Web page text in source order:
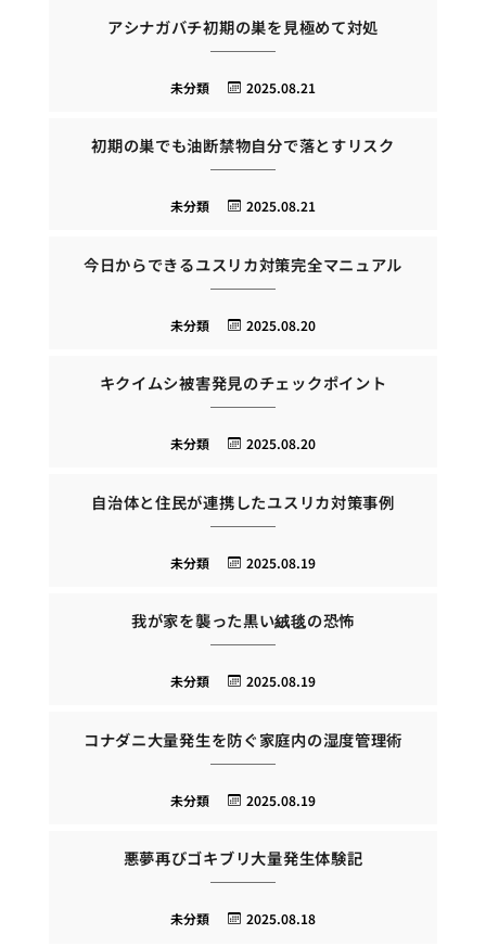
アシナガバチ初期の巣を見極めて対処
2025.08.21
未分類
初期の巣でも油断禁物自分で落とすリスク
2025.08.21
未分類
今日からできるユスリカ対策完全マニュアル
2025.08.20
未分類
キクイムシ被害発見のチェックポイント
2025.08.20
未分類
自治体と住民が連携したユスリカ対策事例
2025.08.19
未分類
我が家を襲った黒い絨毯の恐怖
2025.08.19
未分類
コナダニ大量発生を防ぐ家庭内の湿度管理術
2025.08.19
未分類
悪夢再びゴキブリ大量発生体験記
2025.08.18
未分類